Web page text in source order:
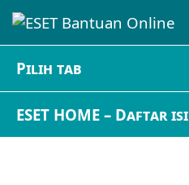
Pilih tab
ESET HOME – Daftar isi